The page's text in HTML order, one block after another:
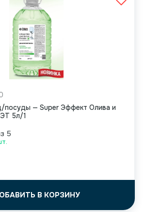
посуды — Super Эффект Олива и
5л/1
5
В КОРЗИНУ